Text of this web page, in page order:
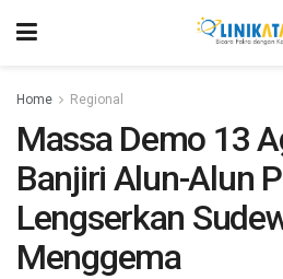
Home Regional
Massa Demo 13
Banjiri Alun-Alun
Lengserkan
Menggema